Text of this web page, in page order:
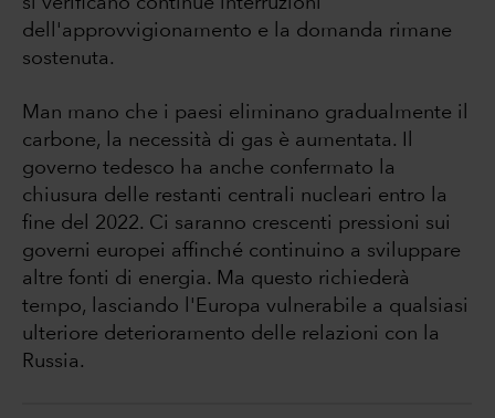
dell'approvvigionamento e la domanda rimane
sostenuta.
Man mano che i paesi eliminano gradualmente il
carbone, la necessità di gas è aumentata. Il
governo tedesco ha anche confermato la
chiusura delle restanti centrali nucleari entro la
fine del 2022. Ci saranno crescenti pressioni sui
governi europei affinché continuino a sviluppare
altre fonti di energia. Ma questo richiederà
tempo, lasciando l'Europa vulnerabile a qualsiasi
ulteriore deterioramento delle relazioni con la
Russia.